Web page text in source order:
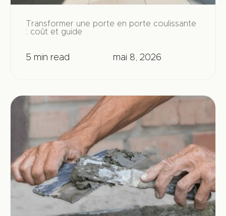
Transformer une porte en porte coulissante
: coût et guide
5 min read mai 8, 2026